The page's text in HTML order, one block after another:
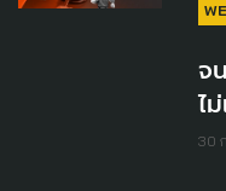
จ
ไ
30